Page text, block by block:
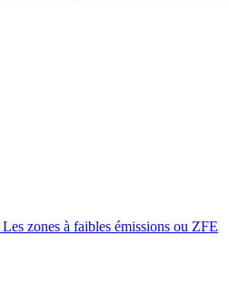
Les zones à faibles émissions ou ZFE